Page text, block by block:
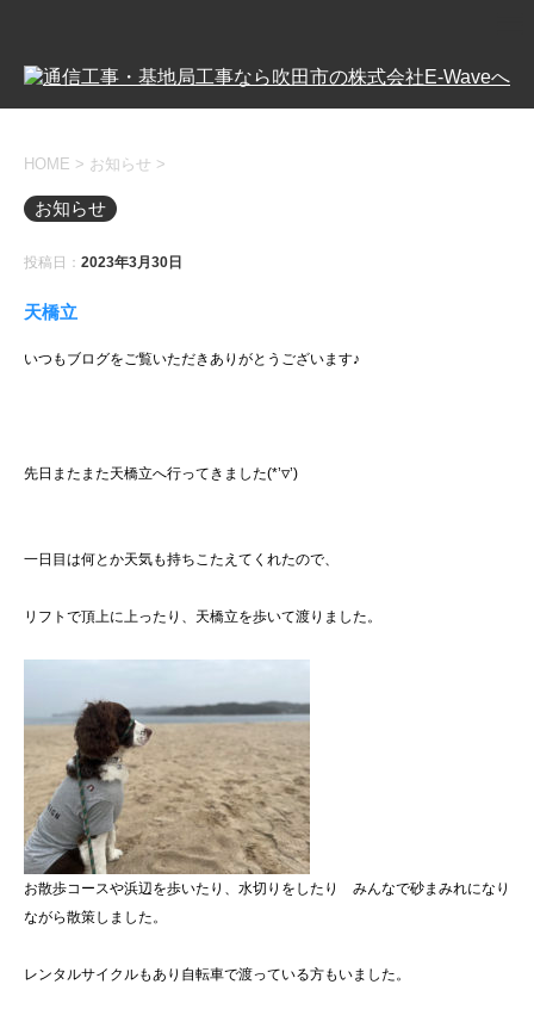
HOME > お知らせ >
お知らせ
投稿日： 2023年3月30日
天橋立
いつもブログをご覧いただきありがとうございます♪
先日またまた天橋立へ行ってきました(*’▽’)
一日目は何とか天気も持ちこたえてくれたので、
リフトで頂上に上ったり、天橋立を歩いて渡りました。
お散歩コースや浜辺を歩いたり、水切りをしたり みんなで砂まみれになり
ながら散策しました。
レンタルサイクルもあり自転車で渡っている方もいました。